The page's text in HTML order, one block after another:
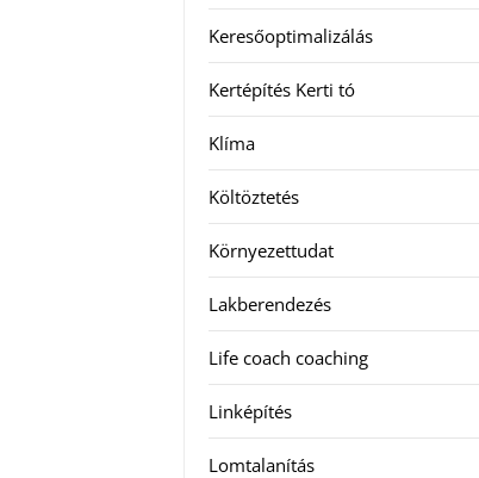
Keresőoptimalizálás
Kertépítés Kerti tó
Klíma
Költöztetés
Környezettudat
Lakberendezés
Life coach coaching
Linképítés
Lomtalanítás